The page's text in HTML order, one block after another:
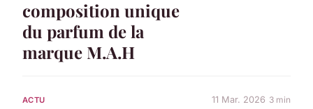
composition unique
du parfum de la
marque M.A.H
ACTU 11 Mar. 2026 3 min